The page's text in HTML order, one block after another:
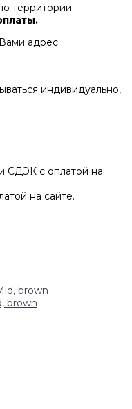
территории
адрес.
индивидуально,
СДЭК с оплатой на
на сайте.
brown